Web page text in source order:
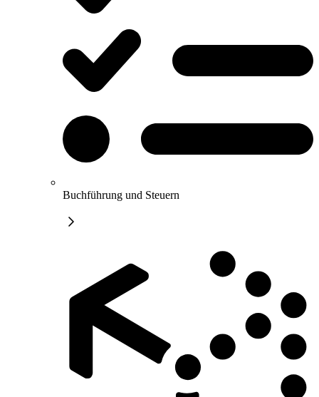
Buchführung und Steuern